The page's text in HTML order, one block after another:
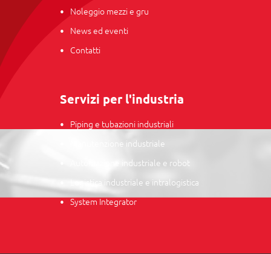
Noleggio mezzi e gru
News ed eventi
Contatti
Servizi per l'industria
Piping e tubazioni industriali
Manutenzione industriale
Automazione industriale e robot
Logistica industriale e intralogistica
System Integrator